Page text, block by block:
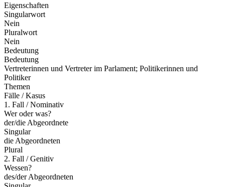
Eigenschaften
Singularwort
Nein
Pluralwort
Nein
Bedeutung
Bedeutung
Vertreterinnen und Vertreter im Parlament; Politikerinnen und
Politiker
Themen
Fälle / Kasus
1. Fall / Nominativ
Wer oder was?
der/die Abgeordnete
Singular
die Abgeordneten
Plural
2. Fall / Genitiv
Wessen?
des/der Abgeordneten